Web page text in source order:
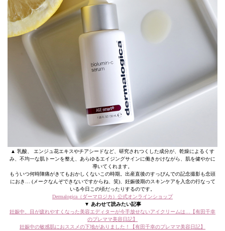
▲ 乳酸、 エンジュ花エキスやチアシードなど、研究されつくした成分が、乾燥によるくす
み、不均一な肌トーンを整え、あらゆるエイジングサインに働きかけながら、肌を健やかに
導いてくれます。
もういつ何時陣痛がきてもおかしくないこの時期。出産直後のすっぴんでの記念撮影も念頭
におき… (メークなんぞできないですからね、笑)、妊娠後期のスキンケアを入念の行なって
いる今日この頃だったりするのです。
Dermalogica（ダーマロジカ）公式オンラインショップ
▼ あわせて読みたい記事
妊娠中、目が疲れやすくなった美容エディターが今手放せないアイクリームは…【有田千幸
のプレママ美容日記】
妊娠中の敏感肌におススメの下地がありました！【有田千幸のプレママ美容日記】